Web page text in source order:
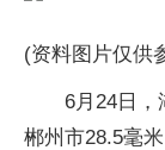
(资料图片仅供
6月24日，
郴州市28.5毫